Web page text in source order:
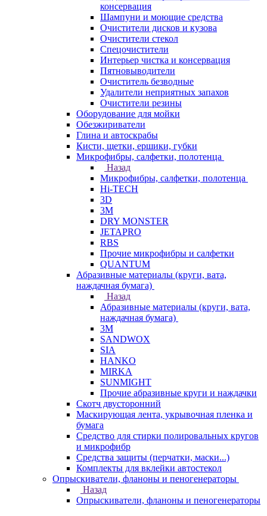
консервация
Шампуни и моющие средства
Очистители дисков и кузова
Очистители стекол
Спецочистители
Интерьер чистка и консервация
Пятновыводители
Очиститель безводные
Удалители неприятных запахов
Очистители резины
Оборудование для мойки
Обезжириватели
Глина и автоскрабы
Кисти, щетки, ершики, губки
Микрофибры, салфетки, полотенца
Назад
Микрофибры, салфетки, полотенца
Hi-TECH
3D
3М
DRY MONSTER
JETAPRO
RBS
Прочие микрофибры и салфетки
QUANTUM
Абразивные материалы (круги, вата,
наждачная бумага)
Назад
Абразивные материалы (круги, вата,
наждачная бумага)
3М
SANDWOX
SIA
HANKO
MIRKA
SUNMIGHT
Прочие абразивные круги и наждачки
Скотч двусторонний
Маскирующая лента, укрывочная пленка и
бумага
Средство для стирки полировальных кругов
и микрофибр
Средства защиты (перчатки, маски...)
Комплекты для вклейки автостекол
Опрыскиватели, фланоны и пеногенераторы
Назад
Опрыскиватели, фланоны и пеногенераторы